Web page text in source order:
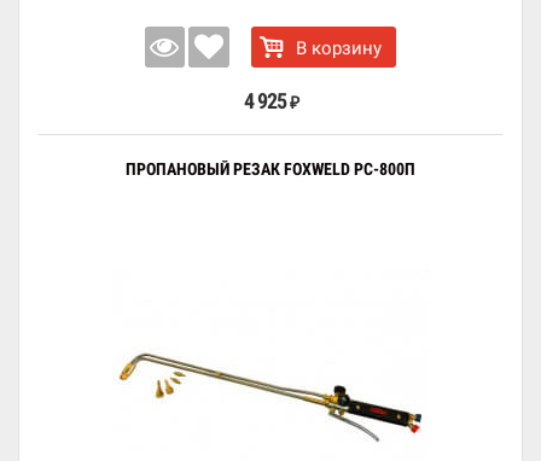
В корзину
4 925 ₽
ПРОПАНОВЫЙ РЕЗАК FOXWELD РС-800П